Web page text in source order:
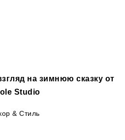
на зимнюю сказку от
Studio
& Стиль